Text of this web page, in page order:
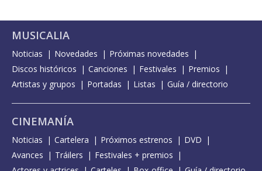
MUSICALIA
Noticias Novedades
Próximas novedades
Discos históricos
Canciones Festivales
Premios
Artistas y grupos
Portadas Listas Guía / directorio
CINEMANÍA
Noticias Cartelera Próximos estrenos
DVD
Avances
Tráilers
Festivales + premios